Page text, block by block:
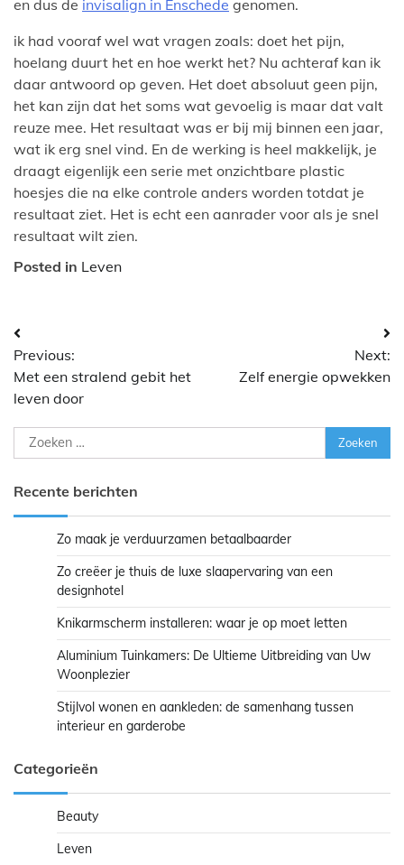
en dus de invisalign in Enschede genomen.
ik had vooraf wel wat vragen zoals: doet het pijn,
hoelang duurt het en hoe werkt het? Nu achteraf kan ik
daar antwoord op geven. Het doet absoluut geen pijn,
het kan zijn dat het soms wat gevoelig is maar dat valt
reuze mee. Het resultaat was er bij mij binnen een jaar,
wat ik erg snel vind. En de werking is heel makkelijk, je
draagt eigenlijk een serie met onzichtbare plastic
hoesjes die na elke controle anders worden totdat je
resultaat ziet. Het is echt een aanrader voor als je snel
resultaat wilt zien.
Posted in Leven
Bericht
navigatie
Previous:
Met een stralend gebit het
leven door
Next:
Zelf energie opwekken
Zoeken
naar:
Recente berichten
Zo maak je verduurzamen betaalbaarder
Zo creëer je thuis de luxe slaapervaring van een
designhotel
Knikarmscherm installeren: waar je op moet letten
Aluminium Tuinkamers: De Ultieme Uitbreiding van Uw
Woonplezier
Stijlvol wonen en aankleden: de samenhang tussen
interieur en garderobe
Categorieën
Beauty
Leven